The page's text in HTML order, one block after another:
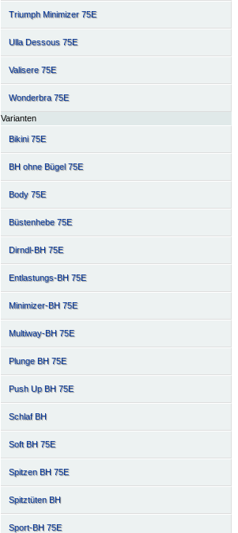
Triumph Minimizer 75E
Ulla Dessous 75E
Valisere 75E
Wonderbra 75E
Varianten
Bikini 75E
BH ohne Bügel 75E
Body 75E
Büstenhebe 75E
Dirndl-BH 75E
Entlastungs-BH 75E
Minimizer-BH 75E
Multiway-BH 75E
Plunge BH 75E
Push Up BH 75E
Schlaf BH
Soft BH 75E
Spitzen BH 75E
Spitztüten BH
Sport-BH 75E